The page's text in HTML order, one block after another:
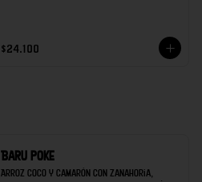
$24.100
Baru poke
Arroz coco y camarón con zanahoria,